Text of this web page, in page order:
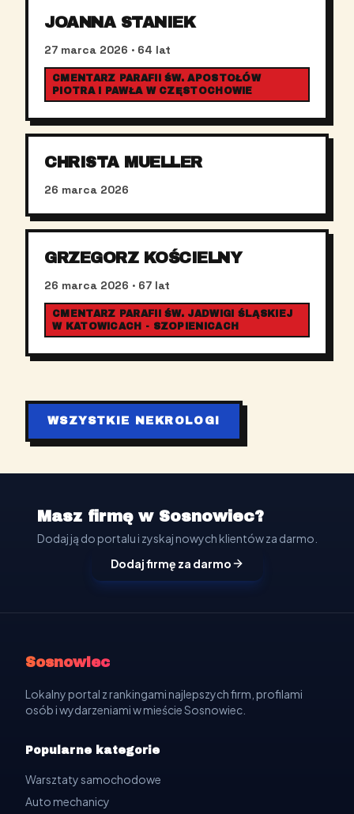
JOANNA STANIEK
27 marca 2026 · 64 lat
CMENTARZ PARAFII ŚW. APOSTOŁÓW
PIOTRA I PAWŁA W CZĘSTOCHOWIE
CHRISTA MUELLER
26 marca 2026
GRZEGORZ KOŚCIELNY
26 marca 2026 · 67 lat
CMENTARZ PARAFII ŚW. JADWIGI ŚLĄSKIEJ
W KATOWICACH - SZOPIENICACH
WSZYSTKIE NEKROLOGI
Masz firmę w Sosnowiec?
Dodaj ją do portalu i zyskaj nowych klientów za darmo.
Dodaj firmę za darmo
Sosnowiec
Lokalny portal z rankingami najlepszych firm, profilami
osób i wydarzeniami w mieście Sosnowiec.
Popularne kategorie
Warsztaty samochodowe
Auto mechanicy